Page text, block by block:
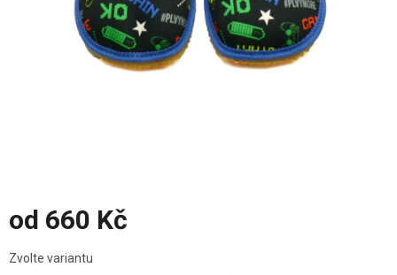
od 660 Kč
cena:
Zvolte variantu